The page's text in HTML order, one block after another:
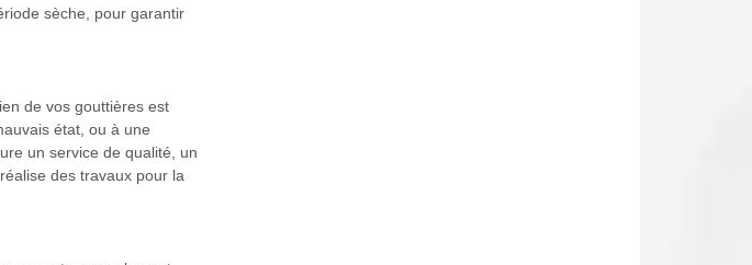
sèche, pour garantir
de vos gouttières est
état, ou à une
un service de qualité, un
des travaux pour la